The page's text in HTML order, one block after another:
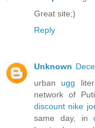
Great site;)
Reply
Unknown
urban ugg
network of
discount nike
same day, in